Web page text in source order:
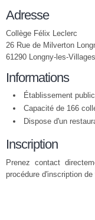
Adresse
Collège Félix Leclerc
26 Rue de Milverton
61290 Longny-les-Villages
Informations
Établissement public
Capacité de 166
Dispose d'un
Inscription
Prenez contact
procédure d'inscription